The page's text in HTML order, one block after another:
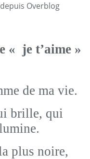
Overblog
« je t’aime »
de ma vie.
brille, qui
plus noire,